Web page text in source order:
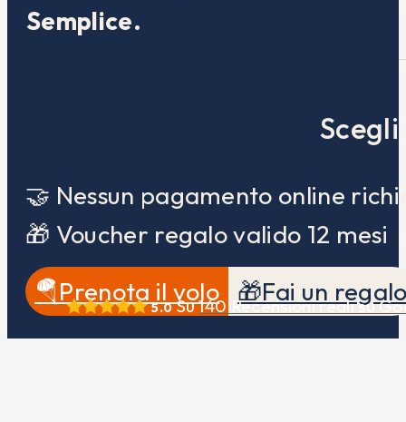
Semplice.
🤝 Nessun pagamento online
🎁 Voucher regalo valido 12 mesi
🪂Prenota il volo
🎁Fai un
5.0Su140 Recensioni reali su